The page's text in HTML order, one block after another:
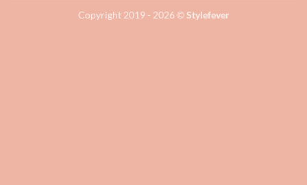
Copyright 2019 - 2026 ©Stylefever